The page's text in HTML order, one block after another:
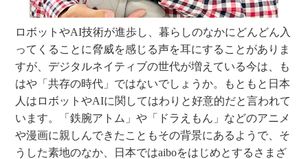
ロボットやAI技術が進歩し、暮らしのなかにどんどん入
ってくることに脅威を感じる声を耳にすることがありま
すが、デジタルネイティブの世代が増えている今は、も
はや「共存の時代」ではないでしょうか。もともと日本
人はロボットやAIに関してはわりと好意的だと言われて
います。「鉄腕アトム」や「ドラえもん」などのアニメ
や漫画に親しんできたこともその背景にあるようで、そ
うした素地のなか、日本ではaiboをはじめとするさまざ